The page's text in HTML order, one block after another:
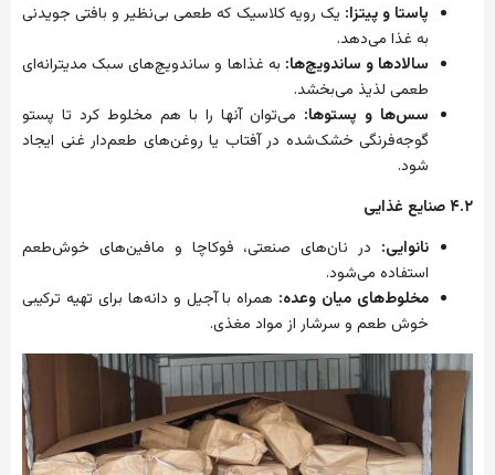
پاستا و پیتزا: یک رویه کلاسیک که طعمی بی‌نظیر و بافتی جویدنی
به غذا می‌دهد.
سالادها و ساندویچ‌ها: به غذاها و ساندویچ‌های سبک مدیترانه‌ای
طعمی لذیذ می‌بخشد.
سس‌ها و پستوها: می‌توان آنها را با هم مخلوط کرد تا پستو
گوجه‌فرنگی خشک‌شده در آفتاب یا روغن‌های طعم‌دار غنی ایجاد
شود.
۴.۲ صنایع غذایی
نانوایی: در نان‌های صنعتی، فوکاچا و مافین‌های خوش‌طعم
استفاده می‌شود.
مخلوط‌های میان وعده: همراه با آجیل و دانه‌ها برای تهیه ترکیبی
خوش طعم و سرشار از مواد مغذی.